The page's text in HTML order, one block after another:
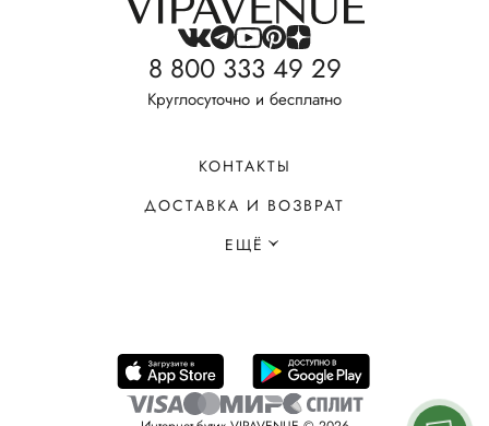
8 800 333 49 29
Круглосуточно и бесплатно
КОНТАКТЫ
ДОСТАВКА И ВОЗВРАТ
ЕЩЁ